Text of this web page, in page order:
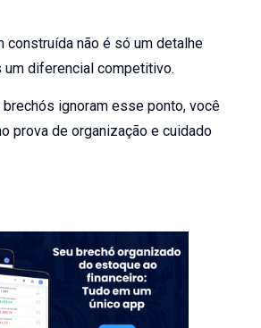
construída não é só um detalhe
um diferencial competitivo.
brechós ignoram esse ponto, você
prova de organização e cuidado